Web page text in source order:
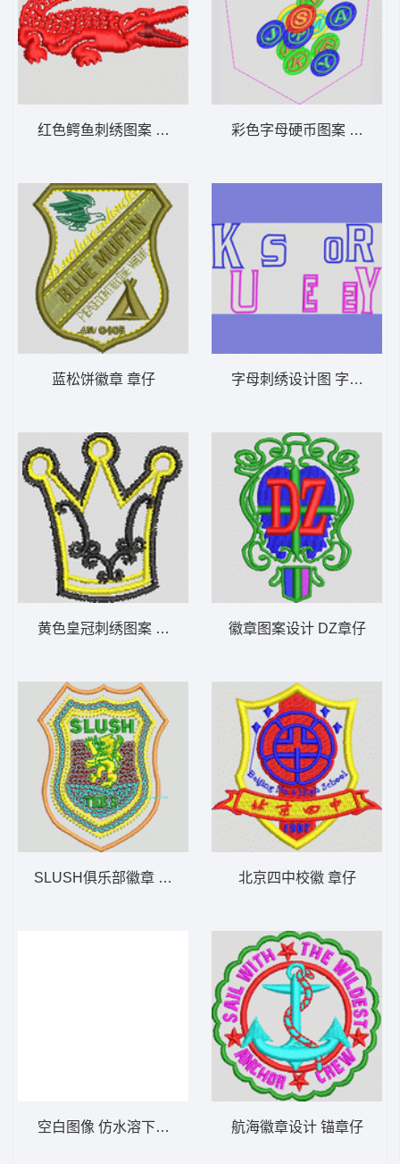
红色鳄鱼刺绣图案 鳄鱼
蓝松饼徽章 章仔
黄色皇冠刺绣图案 王冠
SLUSH俱乐部徽章 亮片 珠片章仔
空白图像 仿水溶下摆大花复杂
彩色字母硬币图案 筹码
字母刺绣设计图 字母贴布
徽章图案设计 DZ章仔
北京四中校徽 章仔
航海徽章设计 锚章仔